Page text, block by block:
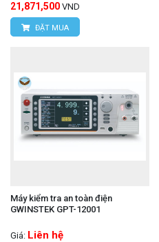
21,871,500 VND
ĐẶT MUA
Máy kiểm tra an toàn điện
GWINSTEK GPT-12001
Giá: Liên hệ